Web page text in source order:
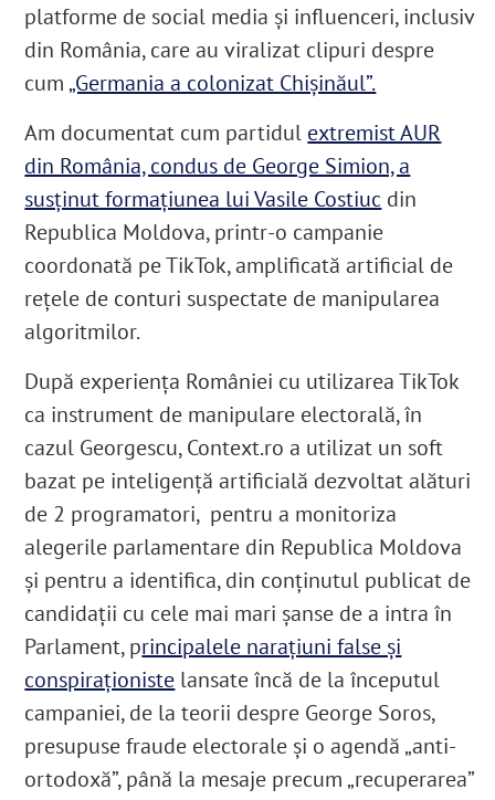
platforme de social media și influenceri, inclusiv
din România, care au viralizat clipuri despre
cum „Germania a colonizat Chișinăul”.
Am documentat cum partidul extremist AUR
din România, condus de George Simion, a
susținut formațiunea lui Vasile Costiuc din
Republica Moldova, printr-o campanie
coordonată pe TikTok, amplificată artificial de
rețele de conturi suspectate de manipularea
algoritmilor.
După experiența României cu utilizarea TikTok
ca instrument de manipulare electorală, în
cazul Georgescu, Context.ro a utilizat un soft
bazat pe inteligență artificială dezvoltat alături
de 2 programatori, pentru a monitoriza
alegerile parlamentare din Republica Moldova
și pentru a identifica, din conținutul publicat de
candidații cu cele mai mari șanse de a intra în
Parlament, principalele narațiuni false și
conspiraționiste lansate încă de la începutul
campaniei, de la teorii despre George Soros,
presupuse fraude electorale și o agendă „anti-
ortodoxă”, până la mesaje precum „recuperarea”